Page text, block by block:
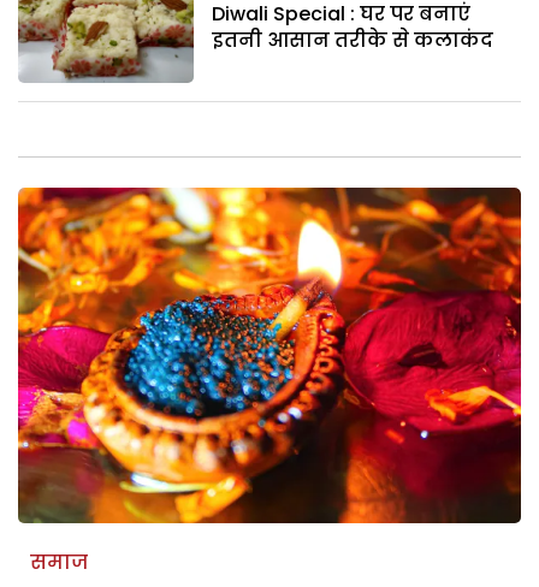
Diwali Special : घर पर बनाएं
इतनी आसान तरीके से कलाकंद
समाज